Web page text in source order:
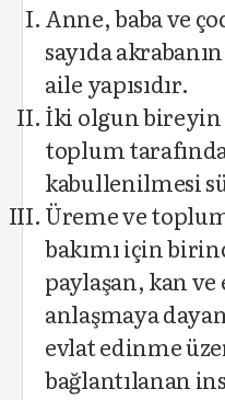
Anne, baba ve
sayıda
aile yapısıdır.
İki olgun
toplum
kabullenilmesi
Üreme ve
bakımı için
paylaşan, kan
anlaşmaya
evlat edinme
bağlantılanan